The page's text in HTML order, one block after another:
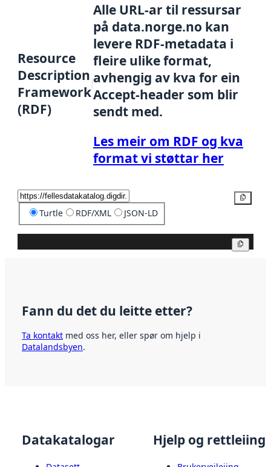
Resource
Description
Framework
(RDF)
Alle URL-ar til ressursar
på data.norge.no kan
levere RDF-metadata i
fleire ulike format,
avhengig av kva for ein
Accept-header som blir
sendt med.
Les meir om RDF og kva
format vi støttar her
Turtle RDF/XML JSON-LD
Fann du det du leitte etter?
Ta kontakt med oss her, eller spør om hjelp i
Datalandsbyen.
Datakatalogar Hjelp og rettleiing